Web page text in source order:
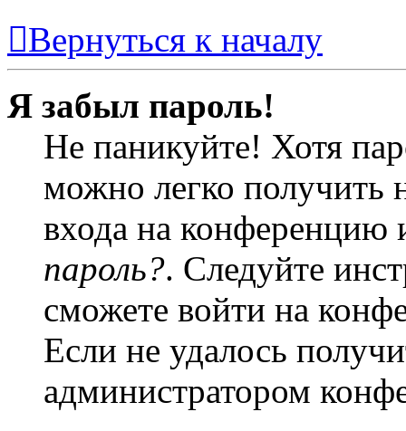
Вернуться к началу
Я забыл пароль!
Не паникуйте! Хотя
можно легко получить
входа на
пароль?. Следуйте
сможете войти на
Если не удалось
администратором